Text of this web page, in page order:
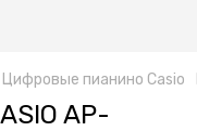
Цифровые пианино Casio
AP-